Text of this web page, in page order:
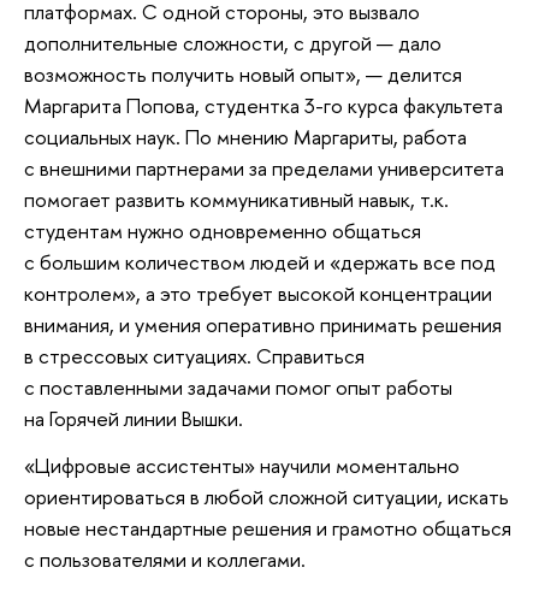
платформах. С одной стороны, это вызвало
дополнительные сложности, с другой — дало
возможность получить новый опыт», — делится
Маргарита Попова, студентка 3-го курса факультета
социальных наук. По мнению Маргариты, работа
с внешними партнерами за пределами университета
помогает развить коммуникативный навык, т.к.
студентам нужно одновременно общаться
с большим количеством людей и «держать все под
контролем», а это требует высокой концентрации
внимания, и умения оперативно принимать решения
в стрессовых ситуациях. Справиться
с поставленными задачами помог опыт работы
на Горячей линии Вышки.
«Цифровые ассистенты» научили моментально
ориентироваться в любой сложной ситуации, искать
новые нестандартные решения и грамотно общаться
с пользователями и коллегами.